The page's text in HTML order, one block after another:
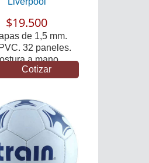
$19.500
de 1,5 mm.
32 paneles.
a mano.
Cotizar